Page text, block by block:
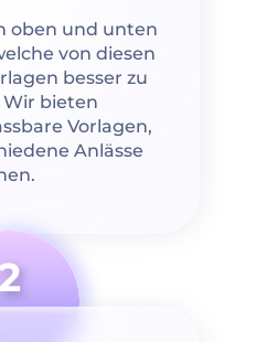
oben und unten
von diesen
besser zu
Wir bieten
Vorlagen,
Anlässe